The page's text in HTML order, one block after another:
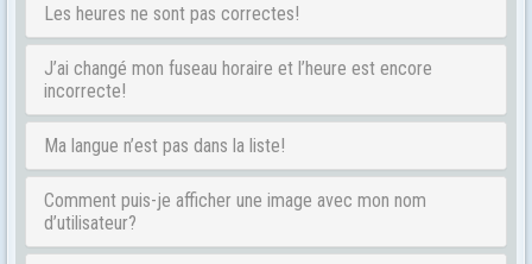
Les heures ne sont pas correctes!
J’ai changé mon fuseau horaire et l’heure est encore
incorrecte!
Ma langue n’est pas dans la liste!
Comment puis-je afficher une image avec mon nom
d’utilisateur?